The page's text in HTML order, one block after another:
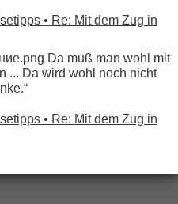
• Re: Mit dem Zug in
Da muß man wohl mit
... Da wird wohl noch nicht
• Re: Mit dem Zug in